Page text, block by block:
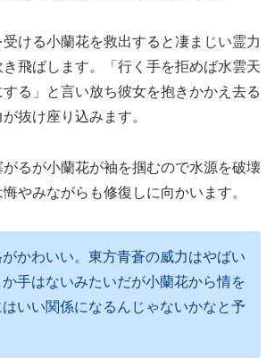
ける小蘭花を救出すると凄まじい霊力
飛ばします。「行く手を拒めば水雲天
る」と言い放ち彼女を抱きかかえ去る
抜け座り込みます。
るが小蘭花が袖を掴むので水源を破壊
やみながらも修復しに向かいます。
がかわいい。東方青蒼の威力はやばい
手はないみたいだが小蘭花から情を
いい関係になるんじゃないかなと予